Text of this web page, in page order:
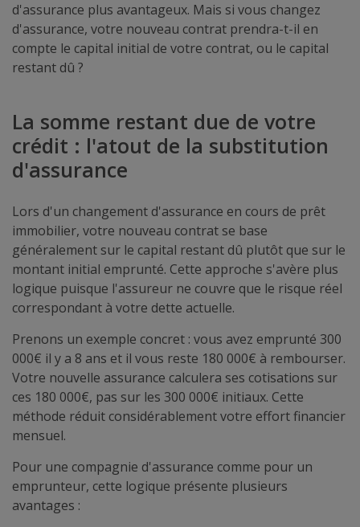
d'assurance plus avantageux. Mais si vous changez
d'assurance, votre nouveau contrat prendra-t-il en
compte le capital initial de votre contrat, ou le capital
restant dû ?
La somme restant due de votre
crédit : l'atout de la substitution
d'assurance
Lors d'un changement d'assurance en cours de prêt
immobilier, votre nouveau contrat se base
généralement sur le capital restant dû plutôt que sur le
montant initial emprunté. Cette approche s'avère plus
logique puisque l'assureur ne couvre que le risque réel
correspondant à votre dette actuelle.
Prenons un exemple concret : vous avez emprunté 300
000€ il y a 8 ans et il vous reste 180 000€ à rembourser.
Votre nouvelle assurance calculera ses cotisations sur
ces 180 000€, pas sur les 300 000€ initiaux. Cette
méthode réduit considérablement votre effort financier
mensuel.
Pour une compagnie d'assurance comme pour un
emprunteur, cette logique présente plusieurs
avantages :